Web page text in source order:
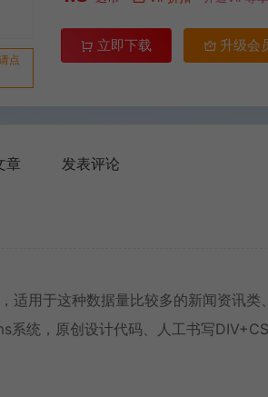
点
立即下载 升级会
章 发表评论
适用于这种数据量比较多的新闻资讯类
统，原创设计代码、人工书写